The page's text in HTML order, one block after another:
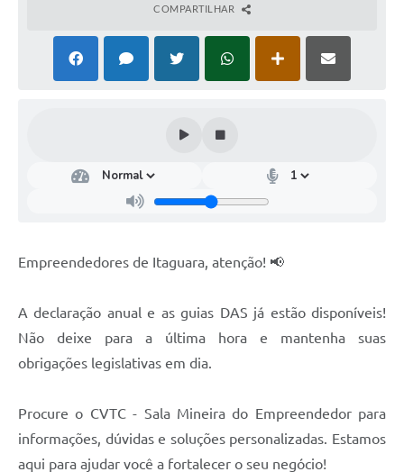
COMPARTILHAR
Empreendedores de Itaguara, atenção! 📢
A declaração anual e as guias DAS já estão disponíveis!
Não deixe para a última hora e mantenha suas
obrigações legislativas em dia.
Procure o CVTC - Sala Mineira do Empreendedor para
informações, dúvidas e soluções personalizadas. Estamos
aqui para ajudar você a fortalecer o seu negócio!